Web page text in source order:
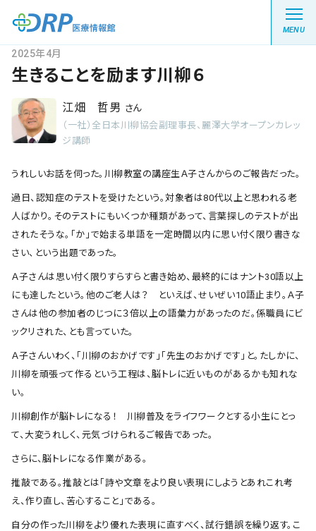
MENU
最新の注目記事
医療系学生記事
健康川柳
会社概要
お知らせ
お問い合わせ
2025年4月
生きることを励ます川柳６
江畑 哲男 さん
（一社）全日本川柳協会副理事長、麗澤大学オープンカレッ
ジ講師
うれしいお話を伺った。川柳教室の講座生Ａ子さんからのご報告だった。
過日、認知症のテストを受けたという。対象者は80代以上と思われる老
人ばかり。そのテストにもいくつか種類があって、言葉探しのテストが出
されたそうな。「か」で始まる単語を一定時間以内に思い付く限り書きな
さい、という出題であった。
Ａ子さんは思い付く限りすらすらと書き始め、最終的にはナント30語以上
にも達したという。他のご老人は？ といえば、せいぜい10語止まり。Ａ子
さんは他の参加者のじつに３倍以上の語彙力があったのだ。係職員にビ
ックリされた、とも言っていた。
Ａ子さんいわく、「川柳のおかげです」「先生のおかげです」と。たしかに、
川柳を頑張って作るという工程は、脳トレに近いものがあるかも知れな
い。
川柳創作が脳トレになる！ 川柳普及をライフワークとする小生にとっ
て、大変うれしく、元気づけられるご報告であった。
さらに、脳トレになる作業がある。
推敲である。推敲とは「詩や文章をより良い表現にしようとあれこれ考
え、作り直し、苦心すること」である。
自分の作った川柳をより優れた表現に直すべく、試行錯誤を繰り返す。こ